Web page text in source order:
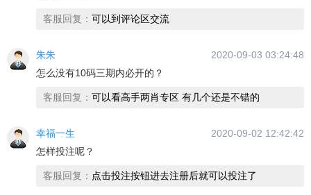
客服回复： 可以到评论区交流
朱朱
2020-09-03 03:24:48
怎么没有10码三期内必开的？
客服回复： 可以看高手两肖专区 有几个还是不错的
幸福一生
2020-09-02 12:42:42
怎样投注呢？
客服回复： 点击投注按钮进去注册后就可以投注了